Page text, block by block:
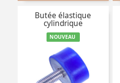
Butée élastique
cylindrique
NOUVEAU